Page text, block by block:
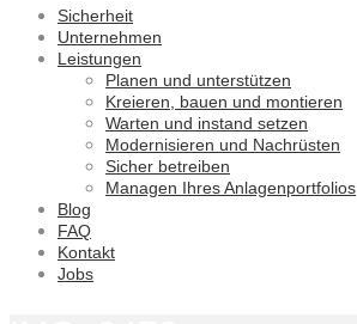
Sicherheit
Unternehmen
Leistungen
Planen und unterstützen
Kreieren, bauen und montieren
Warten und instand setzen
Modernisieren und Nachrüsten
Sicher betreiben
Managen Ihres Anlagenportfolios
Blog
FAQ
Kontakt
Jobs